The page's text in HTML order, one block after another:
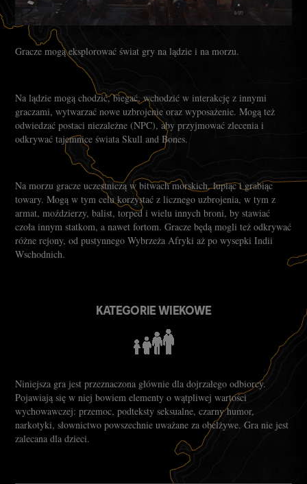
Gracze mogą eksplorować świat gry na lądzie i na morzu.
Na lądzie mogą chodzić, biegać, wchodzić w interakcję z innymi
graczami, wytwarzać nowe uzbrojenie oraz wyposażenie. Mogą też
odwiedzać postaci niezależne (NPC), aby przyjmować zlecenia i
odkrywać tajemnice świata Skull and Bones.
Na morzu gracze uczestniczą w bitwach morskich, łupiąc i grabiąc
towary. Mogą w tym celu korzystać z licznego uzbrojenia, w tym z
armat, moździerzy, balist, torped i wielu innych broni, by stawiać
czoła innym statkom, a nawet fortom. Gracze będą mogli też odkrywać
różne rejony, od pustynnego Wybrzeża Afryki aż po wysepki Indii
Wschodnich.
KATEGORIE WIEKOWE
Niniejsza gra jest przeznaczona głównie dla dojrzałego odbiorcy.
Pojawiają się w niej bowiem elementy o wątpliwej wartości
wychowawczej: przemoc, podteksty seksualne, czarny humor,
narkotyki, słownictwo powszechnie uważane za obelżywe. Gra nie jest
zalecana dla dzieci.